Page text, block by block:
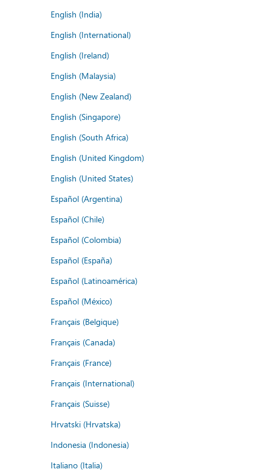
English (India)
English (International)
English (Ireland)
English (Malaysia)
English (New Zealand)
English (Singapore)
English (South Africa)
English (United Kingdom)
English (United States)
Español (Argentina)
Español (Chile)
Español (Colombia)
Español (España)
Español (Latinoamérica)
Español (México)
Français (Belgique)
Français (Canada)
Français (France)
Français (International)
Français (Suisse)
Hrvatski (Hrvatska)
Indonesia (Indonesia)
Italiano (Italia)